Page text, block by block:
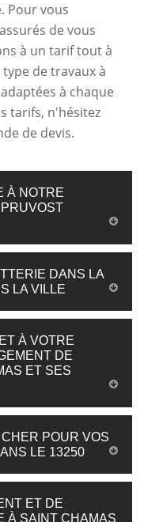
Pour vous
de vous
à un tarif tout à
de travaux à
à chaque
tarifs, n'hésitez
de devis.
À NOTRE
DANS LA
LA VILLE
À VOTRE
DE
ET SES
POUR VOS
LE 13250
ET DE
À SAINT CHAMAS